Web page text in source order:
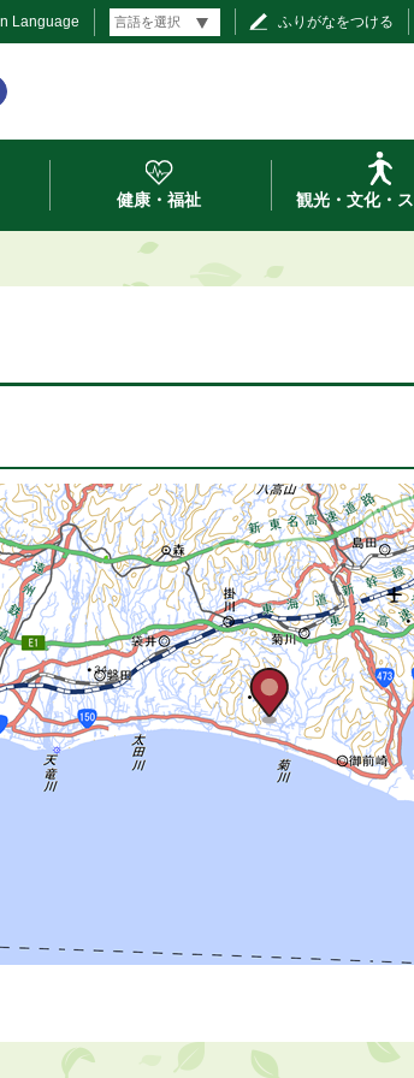
Language ふりがなをつける
健康・福祉 観光・文化・